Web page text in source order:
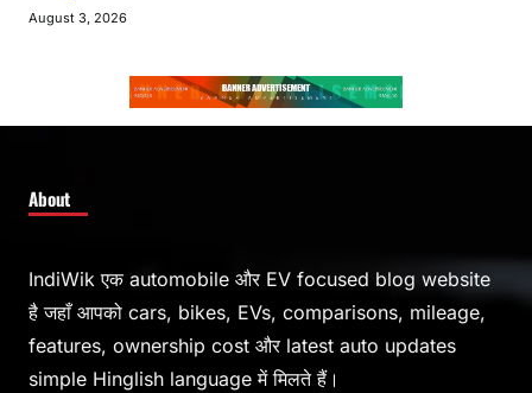
August 3, 2026
About
IndiWik एक automobile और EV focused blog website
है जहाँ आपको cars, bikes, EVs, comparisons, mileage,
features, ownership cost और latest auto updates
simple Hinglish language में मिलते हैं।